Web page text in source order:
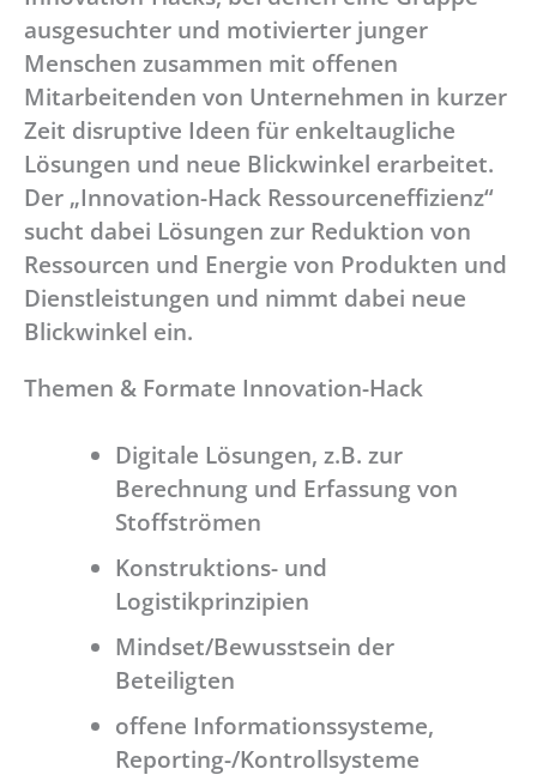
ausgesuchter und motivierter junger
Menschen zusammen mit offenen
Mitarbeitenden von Unternehmen in kurzer
Zeit disruptive Ideen für enkeltaugliche
Lösungen und neue Blickwinkel erarbeitet.
Der „Innovation-Hack Ressourceneffizienz“
sucht dabei Lösungen zur Reduktion von
Ressourcen und Energie von Produkten und
Dienstleistungen und nimmt dabei neue
Blickwinkel ein.
Themen & Formate Innovation-Hack
Digitale Lösungen, z.B. zur
Berechnung und Erfassung von
Stoffströmen
Konstruktions- und
Logistikprinzipien
Mindset/Bewusstsein der
Beteiligten
offene Informationssysteme,
Reporting-/Kontrollsysteme